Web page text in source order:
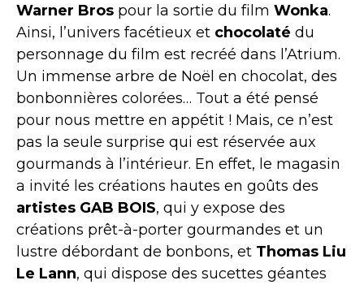
Warner Bros pour la sortie du film Wonka.
Ainsi, l’univers facétieux et chocolaté du
personnage du film est recréé dans l’Atrium.
Un immense arbre de Noël en chocolat, des
bonbonnières colorées… Tout a été pensé
pour nous mettre en appétit ! Mais, ce n’est
pas la seule surprise qui est réservée aux
gourmands à l’intérieur. En effet, le magasin
a invité les créations hautes en goûts des
artistes GAB BOIS, qui y expose des
créations prêt-à-porter gourmandes et un
lustre débordant de bonbons, et Thomas Liu
Le Lann, qui dispose des sucettes géantes